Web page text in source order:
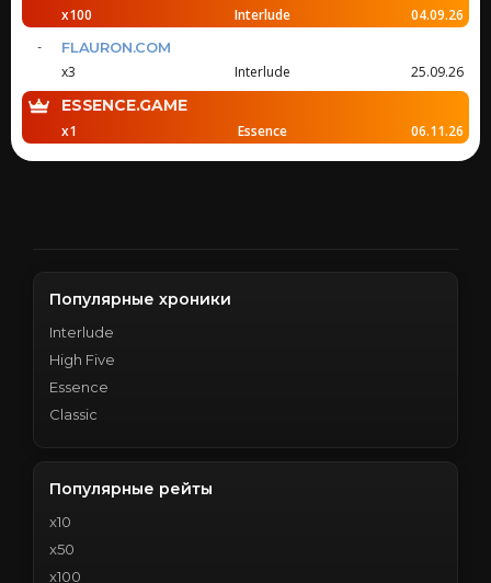
x100 Interlude 04.09.26
FLAURON.COM
x3 Interlude 25.09.26
ESSENCE.GAME
x1 Essence 06.11.26
Популярные хроники
Interlude
High Five
Essence
Classic
Популярные рейты
x10
x50
x100